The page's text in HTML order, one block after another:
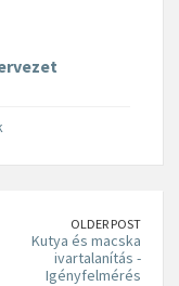
OLDER POST
Kutya és macska
ivartalanítás -
Igényfelmérés